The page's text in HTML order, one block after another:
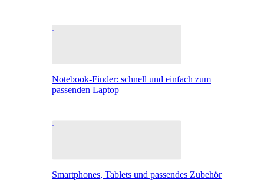
Notebook-Finder: schnell und einfach zum
passenden Laptop
Smartphones, Tablets und passendes Zubehör